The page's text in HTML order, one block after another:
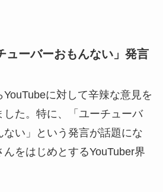
ーバーおもんない」発言
に対して辛辣な意見を
た。特に、「ユーチューバ
ない」という発言が話題にな
んをはじめとするYouTuber界